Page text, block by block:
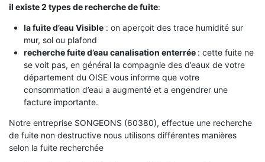
il existe 2 types de recherche de fuite:
la fuite d’eau Visible: on aperçoit des trace humidité sur
mur, sol ou plafond
recherche fuite d’eau canalisation enterrée : cette fuite ne
se voit pas, en général la compagnie des d’eaux de votre
département du OISE vous informe que votre
consommation d’eau a augmenté et a engendrer une
facture importante.
Notre entreprise SONGEONS (60380), effectue une recherche
de fuite non destructive nous utilisons différentes manières
selon la fuite recherchée